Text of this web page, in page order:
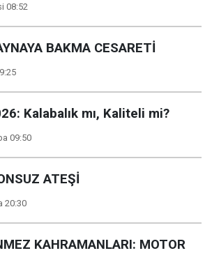
08:52
BAKMA CESARETİ
Kalabalık mı, Kaliteli mi?
09:50
ATEŞİ
20:30
KAHRAMANLARI: MOTOR